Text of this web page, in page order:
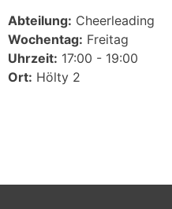
Abteilung: Cheerleading
Wochentag: Freitag
Uhrzeit: 17:00 - 19:00
Ort: Hölty 2